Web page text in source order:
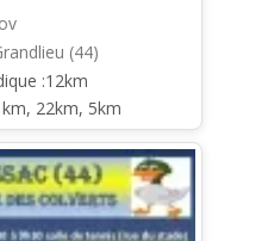
(44)
:12km
22km, 5km